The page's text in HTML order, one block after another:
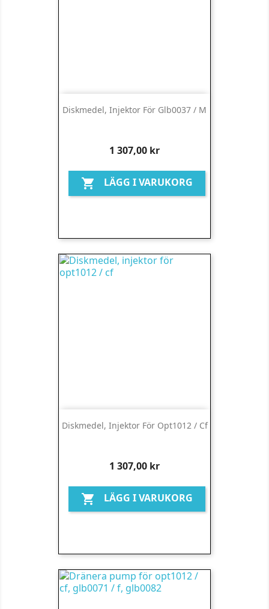
Diskmedel, Injektor För Glb0037 / M
Pris
1 307,00 kr
 LÄGG I VARUKORG
Diskmedel, Injektor För Opt1012 / Cf
Pris
1 307,00 kr
 LÄGG I VARUKORG